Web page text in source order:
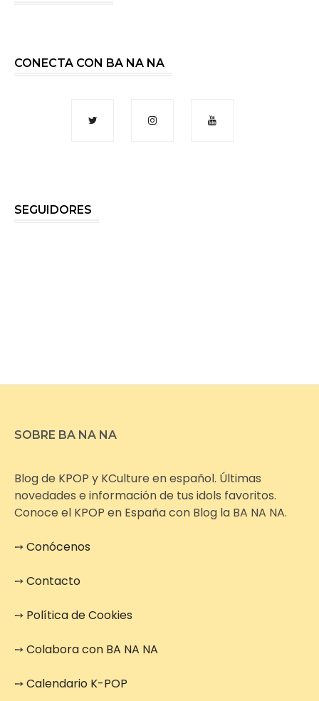
CONECTA CON BA NA NA
SEGUIDORES
SOBRE BA NA NA
Blog de KPOP y KCulture en español. Últimas
novedades e información de tus idols favoritos.
Conoce el KPOP en España con Blog la BA NA NA.
➙Conócenos
➙Contacto
➙ Política de Cookies
➙Colabora con BA NA NA
➙Calendario K-POP